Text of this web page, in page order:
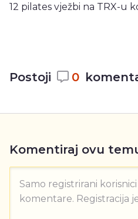
12 pilates vježbi na TRX-u
Postoji 0
Komentiraj ovu
Samo registrirani
komentare. Registracija